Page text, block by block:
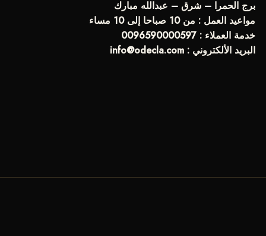
برج الحمرا – شرق – عبدالله مبارك
مواعيد العمل : من 10 صباحا إلى 10 مساء
خدمة العملاء : 0096590000597
البريد الألكتروني : info@odecla.com